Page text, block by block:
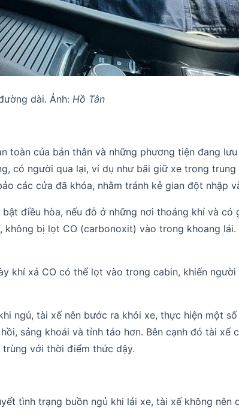
dài. Ảnh: Hồ Tân
của bản thân và những phương tiện đang
có người qua lại, ví dụ như bãi giữ xe trong
các cửa đã khóa, nhằm tránh kẻ gian đột nhập
điều hòa, nếu đỗ ở những nơi thoáng khí và
bị lọt CO (carbonoxit) vào trong khoang
khí xả CO có thể lọt vào trong cabin, khiến
ngủ, tài xế nên bước ra khỏi xe, thực hiện một
sảng khoái và tỉnh táo hơn. Bên cạnh đó tài xế
với thời điểm thức dậy.
tình trạng buồn ngủ khi lái xe, tài xế không nên